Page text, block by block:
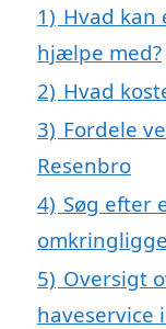
1) Hvad kan
hjælpe med?
2) Hvad
3) Fordele
Resenbro
4) Søg efter
5) Oversigt
haveservice